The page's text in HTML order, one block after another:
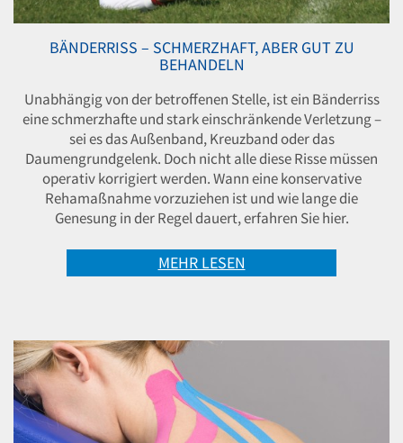
BÄNDERRISS – SCHMERZHAFT, ABER GUT ZU
BEHANDELN
Unabhängig von der betroffenen Stelle, ist ein Bänderriss
eine schmerzhafte und stark einschränkende Verletzung –
sei es das Außenband, Kreuzband oder das
Daumengrundgelenk. Doch nicht alle diese Risse müssen
operativ korrigiert werden. Wann eine konservative
Rehamaßnahme vorzuziehen ist und wie lange die
Genesung in der Regel dauert, erfahren Sie hier.
MEHR LESEN